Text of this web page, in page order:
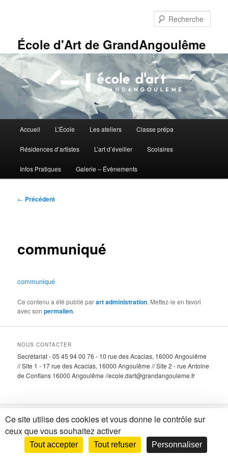
principalÉcole d'Art de GrandAngoulême
principal
Accueil L’École Les ateliers Classe prépa
Résidences d’artistes L’art d’éveiller Scolaires
Infos Pratiques Galerie – Évènements
Navigation
← Précédent
communiqué
communiqué
Ce contenu a été publié parart administration. Mettez-le en favori
avec sonpermalien.
NOUS CONTACTER
Secrétariat - 05 45 94 00 76 - 10 rue des Acacias, 16000 Angoulême
// Site 1 - 17 rue des Acacias, 16000 Angoulême // Site 2 - rue Antoine
de Conflans 16000 Angoulême //ecole.dart@grandangouleme.fr
Fièrement propulsé par WordPress
Ce site utilise des cookies et vous donne le contrôle sur
ceux que vous souhaitez activer
Tout accepter Tout refuser Personnaliser